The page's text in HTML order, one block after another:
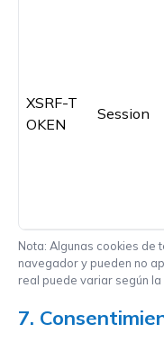
XSRF-T
OKEN
Session
Nota: Algunas cookies
navegador y pueden no
real puede variar según
7.